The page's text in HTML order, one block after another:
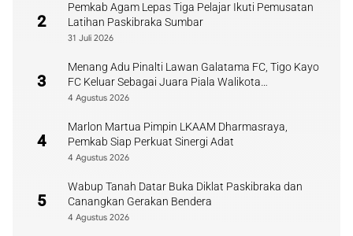
2
Pemkab Agam Lepas Tiga Pelajar Ikuti Pemusatan
Latihan Paskibraka Sumbar
31 Juli 2026
3
Menang Adu Pinalti Lawan Galatama FC, Tigo Kayo
FC Keluar Sebagai Juara Piala Walikota
Payakumbuh
4 Agustus 2026
4
Marlon Martua Pimpin LKAAM Dharmasraya,
Pemkab Siap Perkuat Sinergi Adat
4 Agustus 2026
5
Wabup Tanah Datar Buka Diklat Paskibraka dan
Canangkan Gerakan Bendera
4 Agustus 2026